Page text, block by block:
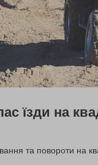
їзди на
та повороти на